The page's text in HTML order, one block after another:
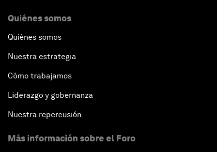
Quiénes somos
Quiénes somos
Nuestra estrategia
Cómo trabajamos
Liderazgo y gobernanza
Nuestra repercusión
Más información sobre el Foro